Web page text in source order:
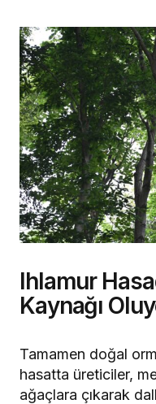
Ihlamur
Kaynağı
Tamamen doğal
hasatta üreticiler,
ağaçlara çıkarak